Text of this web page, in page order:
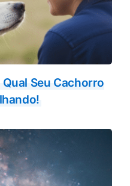
Seu Cachorro